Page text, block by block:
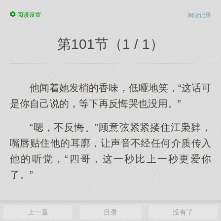
阅读记录
阅读设置
第101节（1 / 1）
他闻着她发梢的香味，低哑地笑，“这话可
是你自己说的，等下再反悔哭也没用。”
“嗯，不反悔。”顾意弦紧紧搂住江枭肄，
嘴唇贴住他的耳廓，让声音不经任何介质传入
他的听觉，“四哥，这一秒比上一秒更爱你
了。”
上一章 目录 没有了